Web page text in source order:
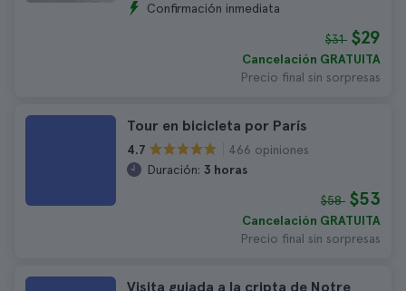
Confirmación inmediata
$31 $29
Cancelación GRATUITA
Precio final sin sorpresas
Tour en bicicleta por París
4.7
466 opiniones
Duración: 3 horas
$58 $53
Cancelación GRATUITA
Precio final sin sorpresas
Visita guiada a la cripta de Notre